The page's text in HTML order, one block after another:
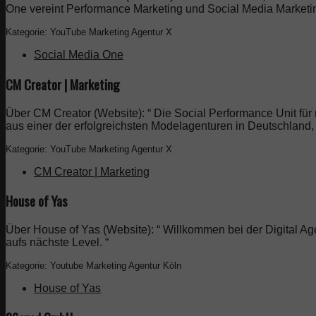
One vereint Performance Marketing und Social Media
Kategorie: YouTube Marketing Agentur X
Social Media One
CM Creator | Marketing
Über CM Creator (Website): “ Die Social Performance Unit
aus einer der erfolgreichsten Modelagenturen in
Kategorie: YouTube Marketing Agentur X
CM Creator | Marketing
House of Yas
Über House of Yas (Website): “ Willkommen bei der Digital
aufs nächste Level. “
Kategorie: Youtube Marketing Agentur Köln
House of Yas